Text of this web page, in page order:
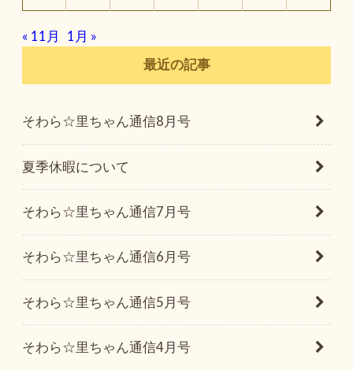
« 11月
1月 »
最近の記事
そわら☆里ちゃん通信8月号
夏季休暇について
そわら☆里ちゃん通信7月号
そわら☆里ちゃん通信6月号
そわら☆里ちゃん通信5月号
そわら☆里ちゃん通信4月号